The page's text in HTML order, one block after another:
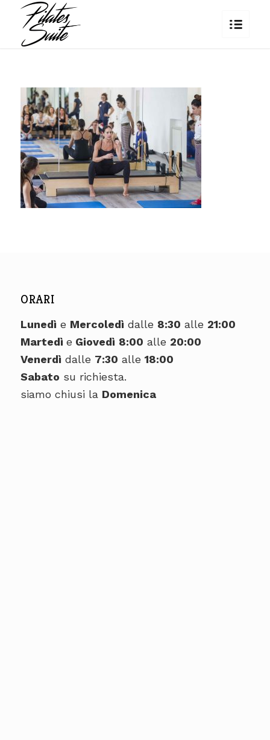
ORARI
Lunedì e Mercoledì dalle 8:30 alle 21:00
Martedì e Giovedì 8:00 alle 20:00
Venerdì dalle 7:30 alle 18:00
Sabato su richiesta.
siamo chiusi la Domenica